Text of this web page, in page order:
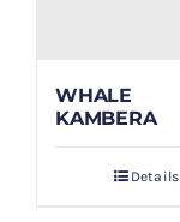
WHALE
KAMBERA
Details